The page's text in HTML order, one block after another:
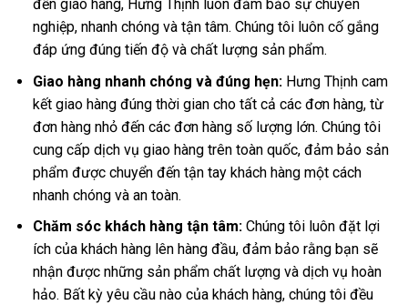
đến giao hàng, Hưng Thịnh luôn đảm bảo sự chuyên
nghiệp, nhanh chóng và tận tâm. Chúng tôi luôn cố gắng
đáp ứng đúng tiến độ và chất lượng sản phẩm.
Giao hàng nhanh chóng và đúng hẹn:Hưng Thịnh cam
kết giao hàng đúng thời gian cho tất cả các đơn hàng, từ
đơn hàng nhỏ đến các đơn hàng số lượng lớn. Chúng tôi
cung cấp dịch vụ giao hàng trên toàn quốc, đảm bảo sản
phẩm được chuyển đến tận tay khách hàng một cách
nhanh chóng và an toàn.
Chăm sóc khách hàng tận tâm:Chúng tôi luôn đặt lợi
ích của khách hàng lên hàng đầu, đảm bảo rằng bạn sẽ
nhận được những sản phẩm chất lượng và dịch vụ hoàn
hảo. Bất kỳ yêu cầu nào của khách hàng, chúng tôi đều